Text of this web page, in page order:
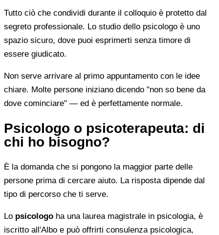
Tutto ciò che condividi durante il colloquio è protetto dal
segreto professionale. Lo studio dello psicologo è uno
spazio sicuro, dove puoi esprimerti senza timore di
essere giudicato.
Non serve arrivare al primo appuntamento con le idee
chiare. Molte persone iniziano dicendo "non so bene da
dove cominciare" — ed è perfettamente normale.
Psicologo o psicoterapeuta: di
chi ho bisogno?
È la domanda che si pongono la maggior parte delle
persone prima di cercare aiuto. La risposta dipende dal
tipo di percorso che ti serve.
Lo psicologo ha una laurea magistrale in psicologia, è
iscritto all'Albo e può offrirti consulenza psicologica,